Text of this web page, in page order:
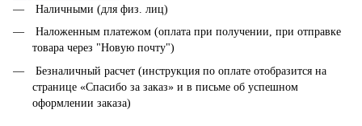
Наличными (для физ. лиц)
Наложенным платежом (оплата при получении, при отправке
товара через "Новую почту")
Безналичный расчет (инструкция по оплате отобразится на
странице «Спасибо за заказ» и в письме об успешном
оформлении заказа)